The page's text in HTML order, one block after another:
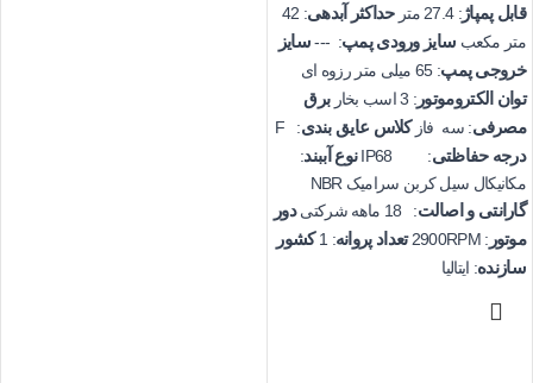
قابل پمپاژ: 27.4 متر حداکثر آبدهی : 42
متر مکعب سایز ورودی پمپ: ---سایز
خروجی پمپ: 65 میلی متر رزوه ای
توان الکتروموتور : 3 اسب بخار
برق
مصرفی: سه فازکلاس عایق بندی: F
درجه حفاظتی: IP68 نوع آببند:
مکانیکال سیل کربن سرامیک NBR
گارانتی و اصالت: 18 ماهه شرکتی
دور
موتور : 2900RPM تعداد پروانه: 1
کشور
سازنده: ایتالیا